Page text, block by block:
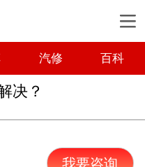
汽修 百科
决？
我要咨询